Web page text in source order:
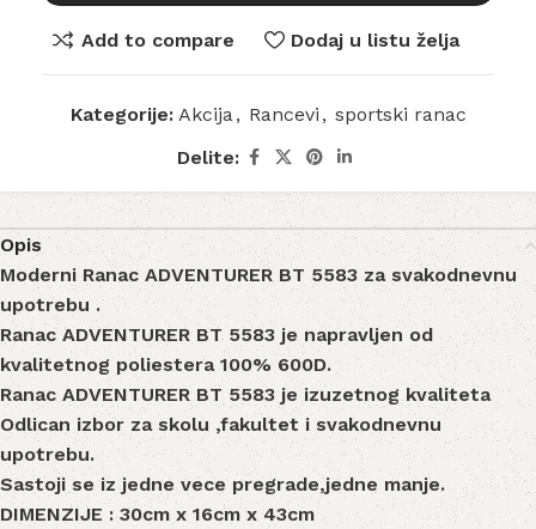
Add to compare Dodaj u listu želja
Kategorije: Akcija, Rancevi , sportski ranac
Delite:
Opis
Moderni Ranac ADVENTURER BT 5583 za svakodnevnu
upotrebu .
Ranac ADVENTURER BT 5583 je napravljen od
kvalitetnog poliestera 100% 600D.
Ranac ADVENTURER BT 5583 je izuzetnog kvaliteta
Odlican izbor za skolu ,fakultet i svakodnevnu
upotrebu.
Sastoji se iz jedne vece pregrade,jedne manje.
DIMENZIJE : 30cm x 16cm x 43cm